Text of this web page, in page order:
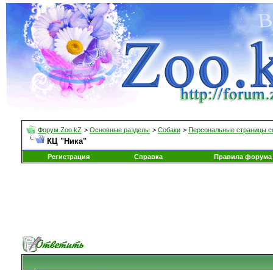
Форум Zoo.kZ > Основные разделы > Собаки > Персональные страницы
КЦ "Ника"
Регистрация Справка Правила форума